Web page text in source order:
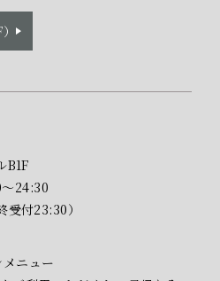
）
B1F
24:30
受付23:30）
ニュー